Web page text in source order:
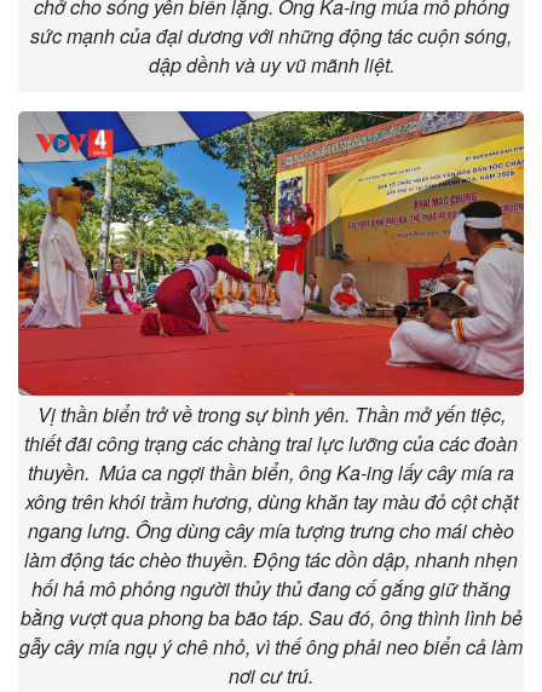
chở cho sóng yên biển lặng. Ông Ka-ing múa mô phỏng
sức mạnh của đại dương với những động tác cuộn sóng,
dập dềnh và uy vũ mãnh liệt.
Vị thần biển trở về trong sự bình yên. Thần mở yến tiệc,
thiết đãi công trạng các chàng trai lực lưỡng của các đoàn
thuyền. Múa ca ngợi thần biển, ông Ka-ing lấy cây mía ra
xông trên khói trầm hương, dùng khăn tay màu đỏ cột chặt
ngang lưng. Ông dùng cây mía tượng trưng cho mái chèo
làm động tác chèo thuyền. Động tác dồn dập, nhanh nhẹn
hối hả mô phỏng người thủy thủ đang cố gắng giữ thăng
bằng vượt qua phong ba bão táp. Sau đó, ông thình lình bẻ
gẫy cây mía ngụ ý chê nhỏ, vì thế ông phải neo biển cả làm
nơi cư trú.